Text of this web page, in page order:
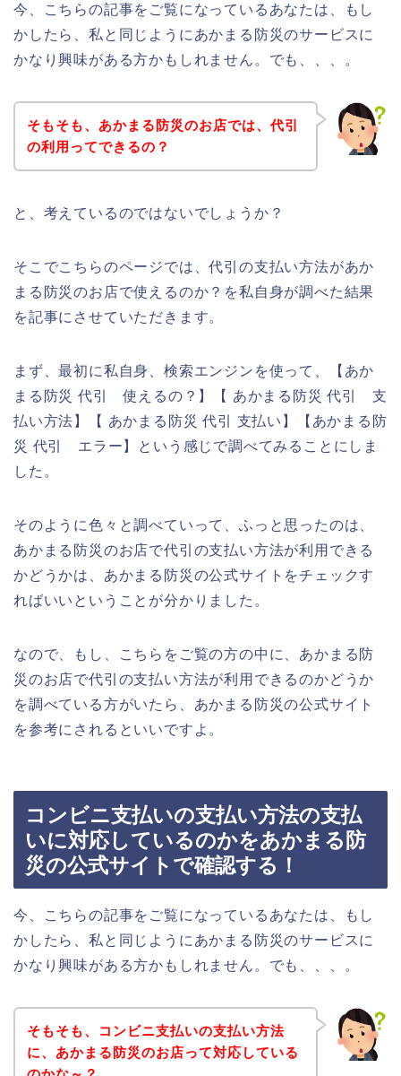
今、こちらの記事をご覧になっているあなたは、もし
かしたら、私と同じようにあかまる防災のサービスに
かなり興味がある方かもしれません。でも、、、。
そもそも、あかまる防災のお店では、代引
の利用ってできるの？
と、考えているのではないでしょうか？
そこでこちらのページでは、代引の支払い方法があか
まる防災のお店で使えるのか？を私自身が調べた結果
を記事にさせていただきます。
まず、最初に私自身、検索エンジンを使って、【あか
まる防災 代引 使えるの？】【 あかまる防災 代引 支
払い方法】【 あかまる防災 代引 支払い】【あかまる防
災 代引 エラー】という感じで調べてみることにしま
した。
そのように色々と調べていって、ふっと思ったのは、
あかまる防災のお店で代引の支払い方法が利用できる
かどうかは、あかまる防災の公式サイトをチェックす
ればいいということが分かりました。
なので、もし、こちらをご覧の方の中に、あかまる防
災のお店で代引の支払い方法が利用できるのかどうか
を調べている方がいたら、あかまる防災の公式サイト
を参考にされるといいですよ。
コンビニ支払いの支払い方法の支払
いに対応しているのかをあかまる防
災の公式サイトで確認する！
今、こちらの記事をご覧になっているあなたは、もし
かしたら、私と同じようにあかまる防災のサービスに
かなり興味がある方かもしれません。でも、、、。
そもそも、コンビニ支払いの支払い方法
に、あかまる防災のお店って対応している